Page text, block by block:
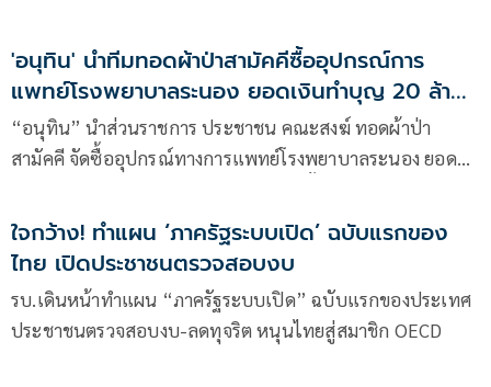
'อนุทิน' นำทีมทอดผ้าป่าสามัคคีซื้ออุปกรณ์การ
แพทย์โรงพยาบาลระนอง ยอดเงินทำบุญ 20 ล้าน
บาท
“อนุทิน” นำส่วนราชการ ประชาชน คณะสงฆ์ ทอดผ้าป่า
สามัคคี จัดซื้ออุปกรณ์ทางการแพทย์โรงพยาบาลระนอง ยอด
แพทย์ 100% เท่านั้น ห้ามใช้ผิดวัตถุประสงค์
ใจกว้าง! ทำแผน ‘ภาครัฐระบบเปิด’ ฉบับแรกของ
ไทย เปิดประชาชนตรวจสอบงบ
รบ.เดินหน้าทำแผน “ภาครัฐระบบเปิด” ฉบับแรกของประเทศ
ประชาชนตรวจสอบงบ-ลดทุจริต หนุนไทยสู่สมาชิก OECD